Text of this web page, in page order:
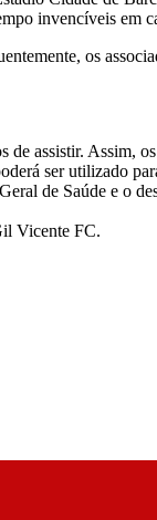
invencíveis em
os
assistir. Assim,
ser utilizado
de Saúde e o
Vicente FC.